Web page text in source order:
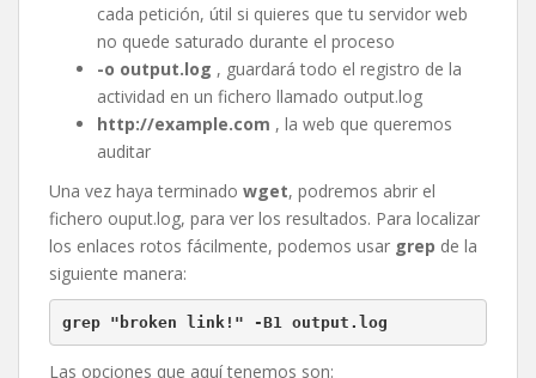
cada petición, útil si quieres que tu servidor web
no quede saturado durante el proceso
-o output.log , guardará todo el registro de la
actividad en un fichero llamado output.log
http://example.com , la web que queremos
auditar
Una vez haya terminado wget, podremos abrir el
fichero ouput.log, para ver los resultados. Para localizar
los enlaces rotos fácilmente, podemos usar grep de la
siguiente manera:
grep "broken link!" -B1 output.log
Las opciones que aquí tenemos son: